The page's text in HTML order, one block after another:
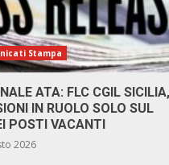
Stampa
ATA: FLC CGIL SICILIA,
IN RUOLO SOLO SUL
POSTI VACANTI
2026